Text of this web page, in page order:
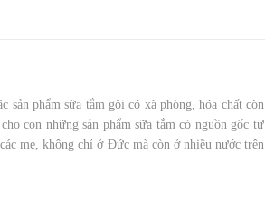
sản phẩm sữa tắm gội có xà phòng, hóa chất còn
con những sản phẩm sữa tắm có nguồn gốc từ
mẹ, không chỉ ở Đức mà còn ở nhiều nước trên